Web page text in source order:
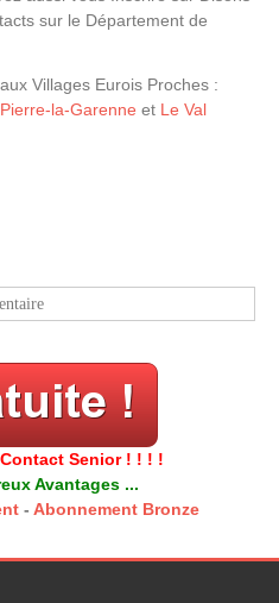
sur le Département de
Villages Eurois Proches :
la-Garenne et Le Val
Senior ! ! ! !
Avantages ...
- Abonnement Bronze